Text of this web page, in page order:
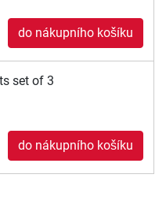
do nákupního košíku
set of 3
do nákupního košíku